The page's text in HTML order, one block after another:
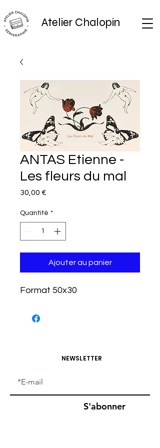
Atelier Chalopin
ANTAS Etienne -
Les fleurs du mal
30,00 €
Quantité *
Ajouter au panier
Format 50x30
NEWSLETTER
S'abonner